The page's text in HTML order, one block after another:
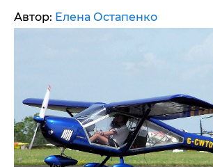
Автор: Елена Остапенко